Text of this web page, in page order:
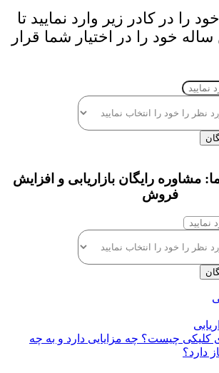
را در کادر زیر وارد نمایید تا
خود را در اختیار شما قرار
مشاوره رایگان بازاریابی و افزایش
فروش
کلیکی چیست؟ چه مزایایی دارد و به چه
دارد؟